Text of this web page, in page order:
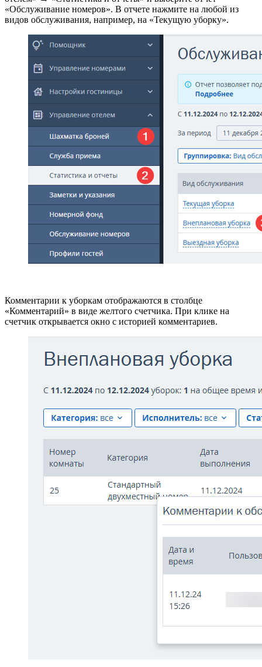
«Обслуживание номеров». В отчете нажмите на любой из
видов обслуживания, например, на «Текущую уборку».
Комментарии к уборкам отображаются в столбце
«Комментарий» в виде желтого счетчика. При клике на
счетчик открывается окно с историей комментариев.